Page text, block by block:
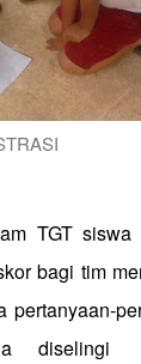
TGT siswa
bagi tim
diselingi